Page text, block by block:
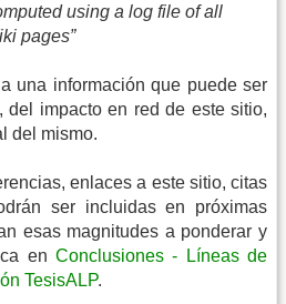
using a log file of all
pages”
una información que puede ser
del impacto en red de este sitio,
del mismo.
enlaces a este sitio, citas
ser incluidas en próximas
esas magnitudes a ponderar y
en Conclusiones - Líneas de
TesisALP.